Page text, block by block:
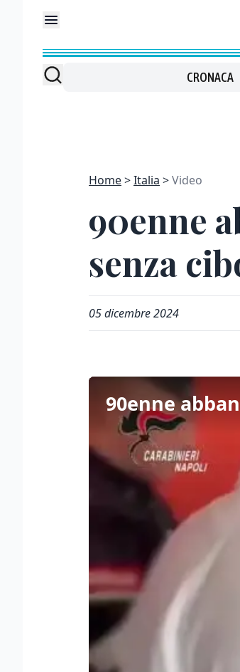
CRONACA
Home Italia Video
90enne
senza
05 dicembre 2024
90enne